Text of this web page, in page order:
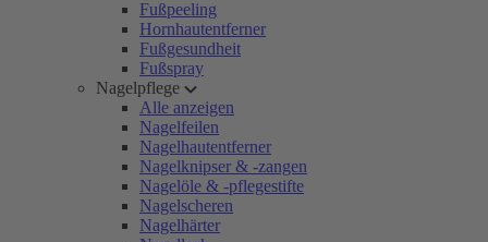
Fußpeeling
Hornhautentferner
Fußgesundheit
Fußspray
Nagelpflege
Alle anzeigen
Nagelfeilen
Nagelhautentferner
Nagelknipser & -zangen
Nagelöle & -pflegestifte
Nagelscheren
Nagelhärter